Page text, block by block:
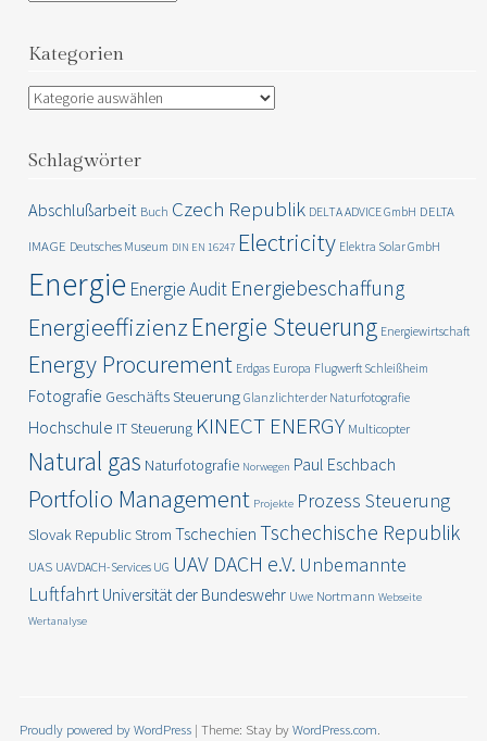
Kategorien
Kategorien
Schlagwörter
Abschlußarbeit Buch Czech Republik DELTA ADVICE GmbH DELTA
IMAGE Deutsches Museum DIN EN 16247 Electricity Elektra Solar GmbH
Energie Energie Audit Energiebeschaffung
EnergieeffizienzEnergie Steuerung Energiewirtschaft
Energy Procurement Erdgas Europa Flugwerft Schleißheim
Fotografie Geschäfts Steuerung Glanzlichter der Naturfotografie
Hochschule IT Steuerung KINECT ENERGY Multicopter
Natural gas Naturfotografie Norwegen Paul Eschbach
Portfolio Management Projekte Prozess Steuerung
Slovak RepublicStrom Tschechien Tschechische Republik
UAS UAVDACH-Services UG UAV DACH e.V. Unbemannte
Luftfahrt Universität der Bundeswehr Uwe Nortmann Webseite
Wertanalyse
Proudly powered by WordPress | Theme: Stay byWordPress.com